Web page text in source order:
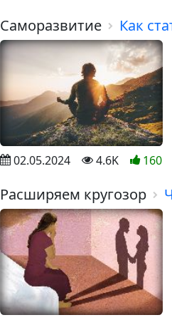
Саморазвитие Как
02.05.2024 4.6K 160
Расширяем кругозор